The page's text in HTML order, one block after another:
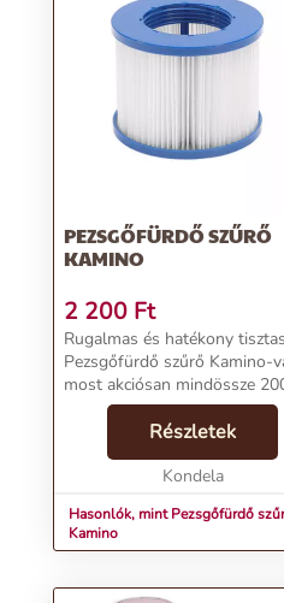
PEZSGŐFÜRDŐ SZŰRŐ
KAMINO
2 200 Ft
Rugalmas és hatékony
Pezsgőfürdő szűrő Kamino-
most akciósan mindössze
Ft-ért. A Kondela márka
garantálja a minőséget, és
ingyenes szállítással juthatsz
hozzá.Termékjellemzők...
Részletek
Kondela
Hasonlók, mint Pezsgőfürdő
Kamino